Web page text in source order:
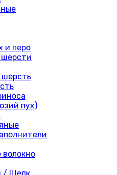
и перо
пух)
волокно